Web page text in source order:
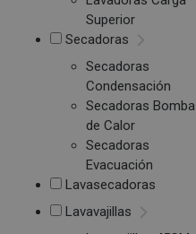
Superior
Secadoras
Secadoras
Condensación
Secadoras Bomba
de Calor
Secadoras
Evacuación
Lavasecadoras
Lavavajillas